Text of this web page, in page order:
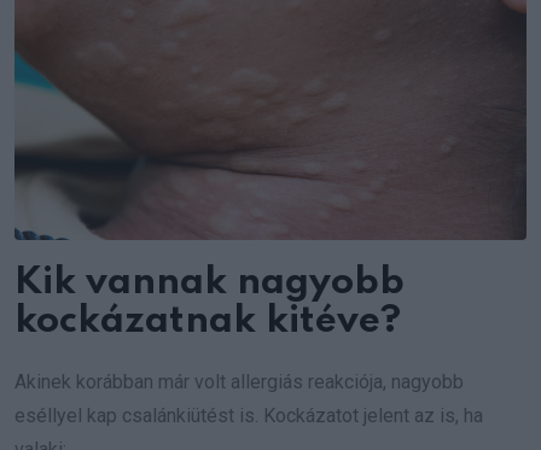
Kik vannak nagyobb
kockázatnak kitéve?
Akinek korábban már volt allergiás reakciója, nagyobb
eséllyel kap csalánkiütést is. Kockázatot jelent az is, ha